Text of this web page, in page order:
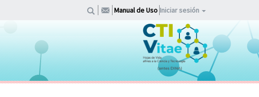
Manual de Uso Iniciar sesión